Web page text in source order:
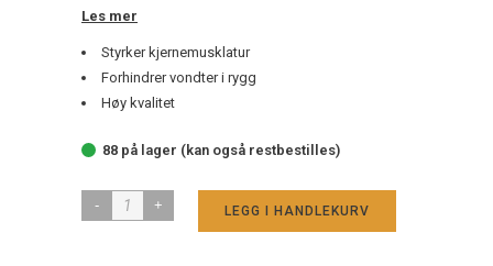
Les mer
Styrker kjernemusklatur
Forhindrer vondter i rygg
Høy kvalitet
88 på lager (kan også restbestilles)
Kenson
LEGG I HANDLEKURV